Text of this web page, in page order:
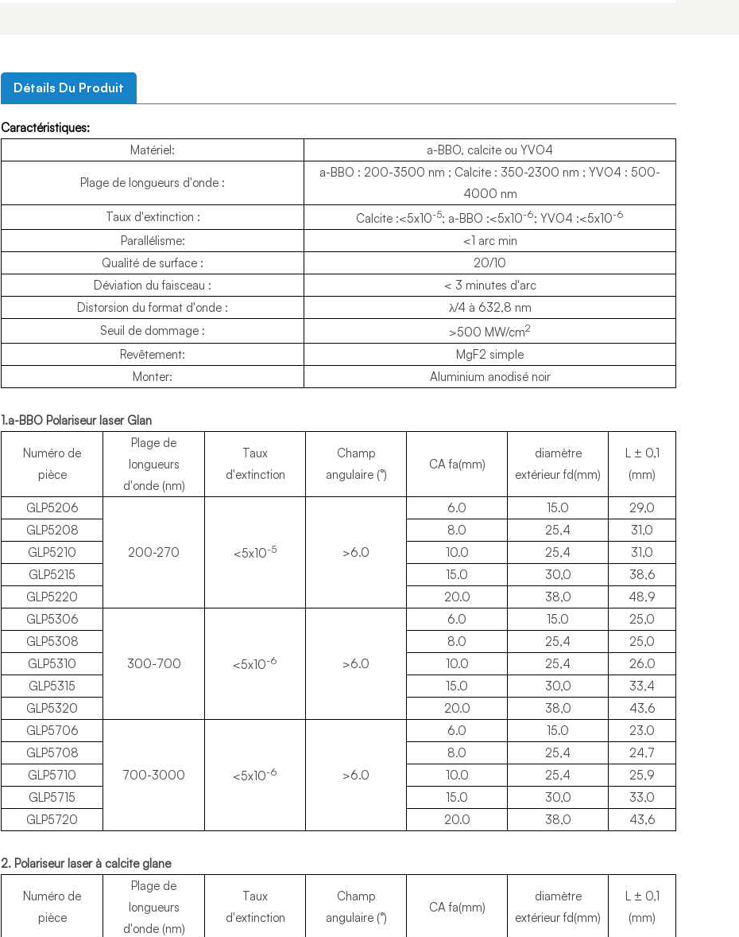
Détails Du Produit
Caractéristiques:
Matériel:
a-BBO, calcite ou YVO4
Plage de longueurs d'onde :
a-BBO : 200-3500 nm ; Calcite : 350-2300 nm ; YVO4 : 500-
4000 nm
Taux d'extinction :
Calcite :<5x10-5; a-BBO :<5x10-6; YVO4 :<5x10-6
Parallélisme:
<1 arc min
Qualité de surface :
20/10
Déviation du faisceau :
< 3 minutes d'arc
Distorsion du format d'onde :
λ/4 à 632,8 nm
Seuil de dommage :
>500 MW/cm2
Revêtement:
MgF2 simple
Monter:
Aluminium anodisé noir
1.a-BBO Polariseur laser Glan
Numéro de
pièce
Plage de
longueurs
d'onde (nm)
Taux
d'extinction
Champ
angulaire (°)
CA fa(mm)
diamètre
extérieur fd(mm)
L ± 0,1
(mm)
GLP5206
200-270 <5x10-5 >6.0
6.0 15.0
29,0
GLP5208
8.0 25,4
31,0
GLP5210
10.0 25,4
31,0
GLP5215
15.0 30,0
38,6
GLP5220
20.0 38,0
48,9
GLP5306
300-700 <5x10-6 >6.0
6.0 15.0
25,0
GLP5308
8.0 25,4
25,0
GLP5310
10.0 25,4
26.0
GLP5315
15.0 30,0
33,4
GLP5320
20.0 38,0
43,6
GLP5706
700-3000 <5x10-6 >6.0
6.0 15.0
23.0
GLP5708
8.0 25,4
24,7
GLP5710
10.0 25,4
25,9
GLP5715
15.0 30,0
33,0
GLP5720
20.0 38,0 43,6
2. Polariseur laser à calcite glane
Numéro de
pièce
Plage de
longueurs
d'onde (nm)
Taux
d'extinction
Champ
angulaire (°)
CA fa(mm)
diamètre
extérieur fd(mm)
L ± 0,1
(mm)